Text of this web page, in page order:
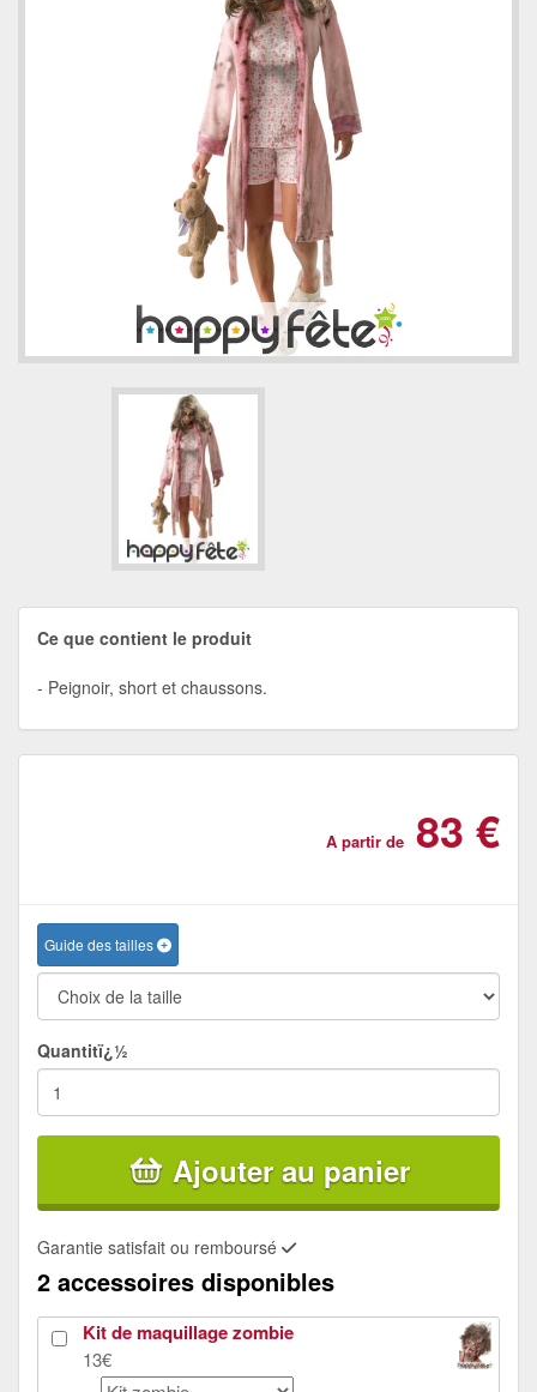
Ce que contient le produit
Peignoir, short et chaussons.
A partir de 83 €
Guide des tailles
Quantitï¿½
Ajouter au panier
Garantie satisfait ou remboursé
2 accessoires disponibles
Kit de maquillage zombie
13€